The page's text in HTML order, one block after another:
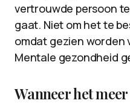
vertrouwde persoon
gaat. Niet om het te
omdat gezien worden
Mentale gezondheid
Wanneer het